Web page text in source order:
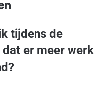
tijdens de
er meer werk